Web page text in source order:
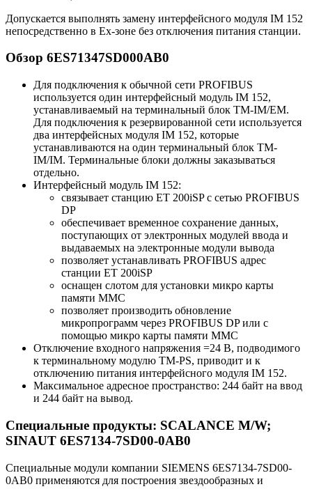
Допускается выполнять замену интерфейсного модуля IM 152
непосредственно в Ex-зоне без отключения питания станции.
Обзор 6ES71347SD000AB0
Для подключения к обычной сети PROFIBUS
используется один интерфейсный модуль IM 152,
устанавливаемый на терминальный блок TM-IM/EM.
Для подключения к резервированной сети используется
два интерфейсных модуля IM 152, которые
устанавливаются на один терминальный блок TM-
IM/IM. Терминальные блоки должны заказываться
отдельно.
Интерфейсный модуль IM 152:
связывает станцию ET 200iSP с сетью PROFIBUS
DP
обеспечивает временное сохранение данных,
поступающих от электронных модулей ввода и
выдаваемых на электронные модули вывода
позволяет устанавливать PROFIBUS адрес
станции ET 200iSP
оснащен слотом для установки микро карты
памяти MMC
позволяет производить обновление
микропрограмм через PROFIBUS DP или с
помощью микро карты памяти MMC
Отключение входного напряжения =24 В, подводимого
к терминальному модулю TM-PS, приводит и к
отключению питания интерфейсного модуля IM 152.
Максимальное адресное пространство: 244 байт на ввод
и 244 байт на вывод.
Специальные продукты: SCALANCE M/W;
SINAUT 6ES7134-7SD00-0AB0
Специальные модули компании SIEMENS 6ES7134-7SD00-
0AB0 применяются для построения звездообразных и